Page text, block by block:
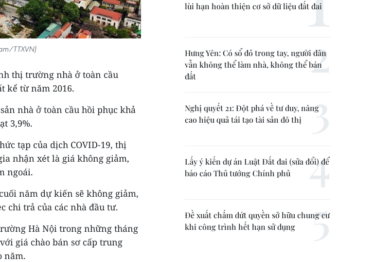
TTXVN)
thị trường nhà ở toàn cầu
kể từ năm 2016.
nhà ở toàn cầu hồi phục khả
3,9%.
tạp của dịch COVID-19, thị
nhận xét là giá không giảm,
ngoái.
năm dự kiến sẽ không giảm,
chi trả của các nhà đầu tư.
Hà Nội trong những tháng
giá chào bán sơ cấp trung
năm.
lùi hạn hoàn thiện cơ sở dữ liệu đất đai
Hưng Yên: Có sổ đỏ trong tay, người dân
vẫn không thể làm nhà, không thể bán
đất
Nghị quyết 21: Đột phá về tư duy, nâng
cao hiệu quả tái tạo tài sản đô thị
Lấy ý kiến dự án Luật Đất đai (sửa đổi) để
báo cáo Thủ tướng Chính phủ
Đề xuất chấm dứt quyền sở hữu chung cư
khi công trình hết hạn sử dụng